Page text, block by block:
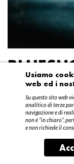
Federico
20 aprile – 15
Usiamo
web ed i
Su questo sito web
analitico di terze
navigazione e di
non è “in chiaro”,
e non richiede il